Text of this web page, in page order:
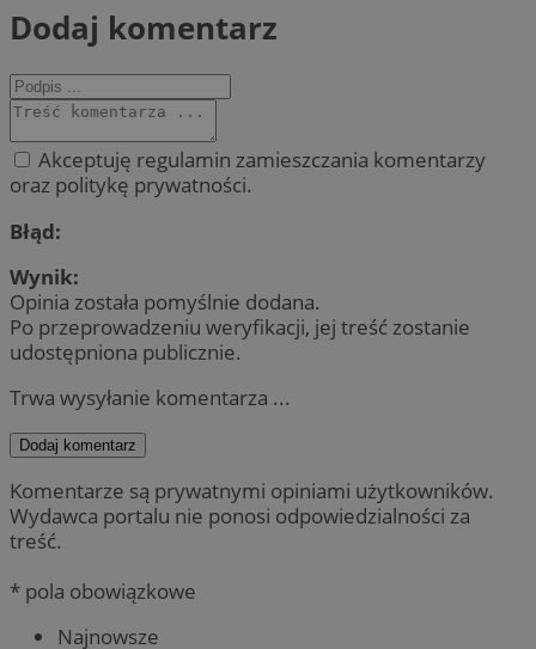
Dodaj komentarz
Akceptuję regulamin zamieszczania komentarzy
oraz politykę prywatności.
Błąd:
Wynik:
Opinia została pomyślnie dodana.
Po przeprowadzeniu weryfikacji, jej treść zostanie
udostępniona publicznie.
Trwa wysyłanie komentarza ...
Dodaj komentarz
Komentarze są prywatnymi opiniami użytkowników.
Wydawca portalu nie ponosi odpowiedzialności za
treść.
* pola obowiązkowe
Najnowsze